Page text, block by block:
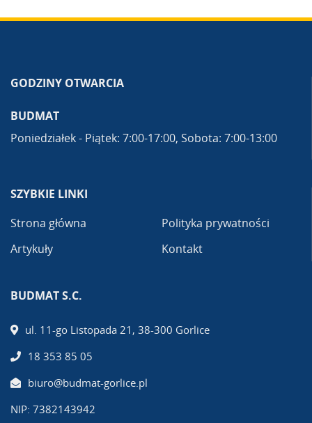
GODZINY OTWARCIA
BUDMAT
Poniedziałek - Piątek: 7:00-17:00, Sobota: 7:00-13:00
SZYBKIE LINKI
Strona główna
Artykuły
Polityka prywatności
Kontakt
BUDMAT S.C.
ul. 11-go Listopada 21, 38-300 Gorlice
18 353 85 05
biuro@budmat-gorlice.pl
NIP: 7382143942